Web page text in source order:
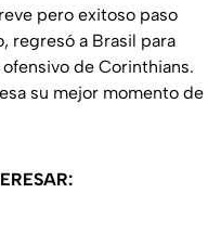
pero exitoso paso
regresó a Brasil para
de Corinthians.
su mejor momento de